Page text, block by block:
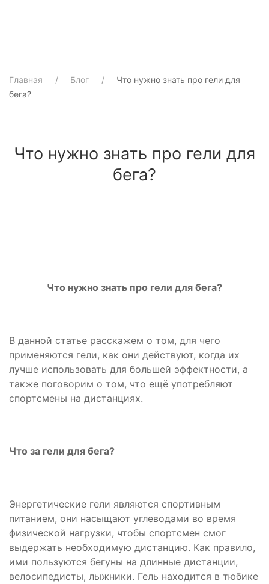
Главная Блог
Что нужно знать про гели для
бега?
Что нужно знать про гели для
бега?
Что нужно знать про гели для бега?
В данной статье расскажем о том, для чего
применяются гели, как они действуют, когда их
лучше использовать для большей эффектности, а
также поговорим о том, что ещё употребляют
спортсмены на дистанциях.
Что за гели для бега?
Энергетические гели являются спортивным
питанием, они насыщают углеводами во время
физической нагрузки, чтобы спортсмен смог
выдержать необходимую дистанцию. Как правило,
ими пользуются бегуны на длинные дистанции,
велосипедисты, лыжники. Гель находится в тюбике